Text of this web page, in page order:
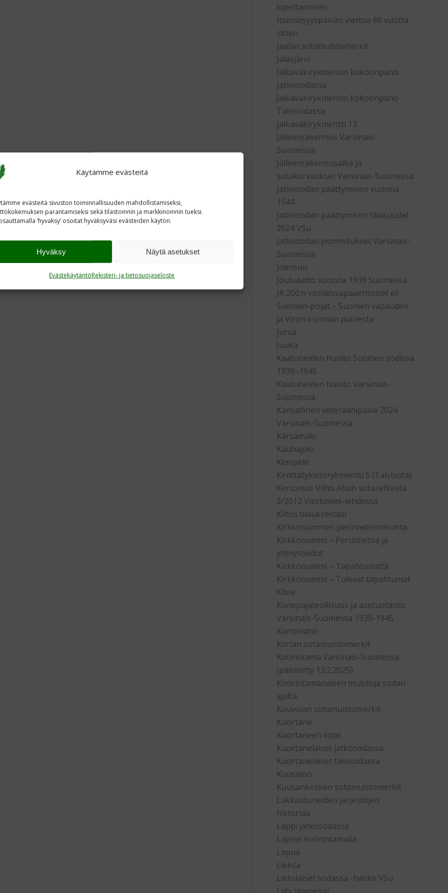
Käytämme evästeitä
evästeitä sivuston toiminnallisuuden mahdollistamiseksi,
parantamiseksi sekä tilastoinnin ja markkinoinnin tueksi.
’hyvaksy’ osoitat hyväksyväsi evästeiden käytön.
Hyväksy Näytä asetukset
EvästekäytäntöRekisteri- ja tietosuojaseloste
lopettaminen
Itsenäisyyspäivän viettoa 86 vuotta
sitten
Jaalan sotamuistomerkit
Jalasjärvi
Jalkaväkirykmentin kokoonpano
Jatkosodassa
Jalkaväkirykmentin kokoonpano
Talvisodassa
Jalkaväkirykmentti 13
Jälleenrakennus Varsinais-
Suomessa
Jälleenrakennusaika ja
sotakorvaukset Varsinais-Suomessa
Jatkosodan päättyminen vuonna
1944
Jatkosodan päättymisen tilaisuudet
2024 VSu
Jatkosodan pommitukset Varsinais-
Suomessa
Joensuu
Jouluaatto vuonna 1939 Suomessa
JR 200:n virolaisvapaaehtoiset eli
Suomen-pojat – Suomen vapauden
ja Viron kunnian puolesta
Jurva
Juuka
Kaatuneiden huolto Suomen sodissa
1939–1945
Kaatuneiden huolto Varsinais-
Suomessa
Kansallinen veteraanipäivä 2024
Varsinais-Suomessa
Kärsämäki
Kauhajoki
Kempele
Kenttätykistörykmentti 5 (Talvisota)
Kertomus Vilho Ahon sotaretkestä
3/2012 Viestimies-lehdessä
Kiitos tilauksestasi
Kirkkonummen perinnetoimikunta
Kirkkonummi – Perustietoa ja
yhteystiedot
Kirkkonummi – Tapahtunutta
Kirkkonummi – Tulevat tapahtumat
Kitee
Konepajateollisuus ja asetuotanto
Varsinais-Suomessa 1939-1945
Kontiolahti
Korian sotamuistomerkit
Kotirintama Varsinais-Suomessa
(päivitetty 13.2.2025)
Kotirintamanaisen muistoja sodan
ajalta
Kouvolan sotamuistomerkit
Kuortane
Kuortaneen lotat
Kuortanelaiset jatkosodassa
Kuortanelaiset talvisodassa
Kuusamo
Kuusankosken sotamuistomerkit
Lakkautuneiden järjestöjen
historiaa
Lappi jatkosodassa
Lapset kotirintamalla
Lapua
Lieksa
Lietolaiset sodassa -hanke VSu